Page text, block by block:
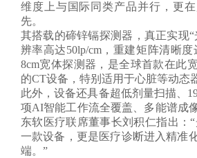
维度上与国际同类产品并行，更
先。
其搭载的碲锌镉探测器，真正实现
辨率高达50lp/cm，重建矩阵清晰度
8cm宽体探测器，是全球首款在此
的CT设备，特别适用于心脏等动态
此外，设备还具备超低剂量扫描、
项AI智能工作流全覆盖、多能谱成
东软医疗联席董事长刘积仁指出：
一款设备，更是医疗诊断进入精准
端。”